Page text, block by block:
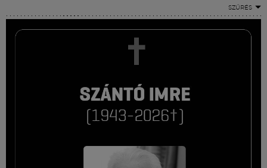
SZŰRÉS
FM YouTube +